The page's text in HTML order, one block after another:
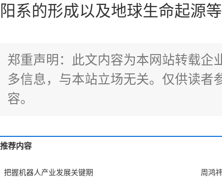
阳系的形成以及地球生命起源
郑重声明：此文内容为本网站转载企
多信息，与本站立场无关。仅供读者
容。
推荐内容
把握机器人产业发展关键期 周鸿